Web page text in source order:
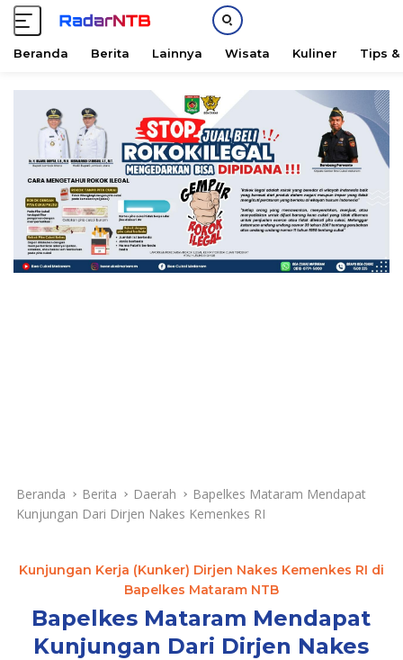
Beranda Berita Lainnya Wisata Kuliner Tips &
Beranda Berita Daerah
Bapelkes Mataram Mendapat
Kunjungan Dari Dirjen Nakes Kemenkes RI
Kunjungan Kerja (Kunker) Dirjen Nakes Kemenkes RI di
Bapelkes Mataram NTB
Bapelkes Mataram Mendapat
Kunjungan Dari Dirjen Nakes